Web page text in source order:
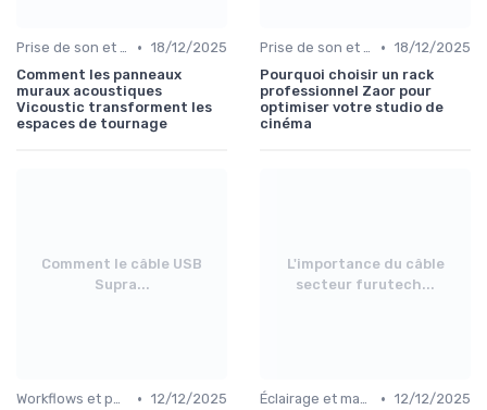
Prise de son et montage • 18/12/2025
Comment les panneaux
muraux acoustiques
Vicoustic transforment les
espaces de tournage
Prise de son et montage • 18/12/2025
Pourquoi choisir un rack
professionnel Zaor pour
optimiser votre studio de
cinéma
Comment le câble USB
Supra...
Workflows et post-production • 12/12/2025
L'importance du câble
secteur furutech...
Éclairage et machinerie • 12/12/2025